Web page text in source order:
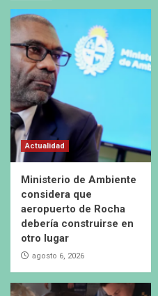
Actualidad
Ministerio de Ambiente
considera que
aeropuerto de Rocha
debería construirse en
otro lugar
agosto 6, 2026